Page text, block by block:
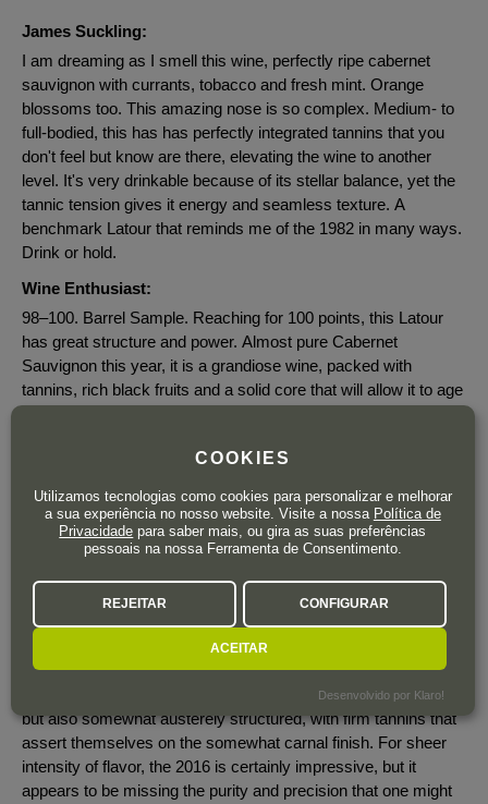
James Suckling:
I am dreaming as I smell this wine, perfectly ripe cabernet
sauvignon with currants, tobacco and fresh mint. Orange
blossoms too. This amazing nose is so complex. Medium- to
full-bodied, this has has perfectly integrated tannins that you
don't feel but know are there, elevating the wine to another
level. It's very drinkable because of its stellar balance, yet the
tannic tension gives it energy and seamless texture. A
benchmark Latour that reminds me of the 1982 in many ways.
Drink or hold.
Wine Enthusiast:
98–100. Barrel Sample. Reaching for 100 points, this Latour
has great structure and power. Almost pure Cabernet
Sauvignon this year, it is a grandiose wine, packed with
tannins, rich black fruits and a solid core that will allow it to age
The Wine Advocate:
On paper, the combination of this estate and this vintage
should be a match made in heaven, and the 2016 Latour has
and commentariat. The result in the glass, however, didn't
quite meet my lofty expectations, offering up aromas of cassis
and blackberries mingled with cigar ash, pencil shavings and
saddle leather, followed by a medium to full-bodied, rich and
layered palate that's undeniably concentrated and muscular
but also somewhat austerely structured, with firm tannins that
assert themselves on the somewhat carnal finish. For sheer
intensity of flavor, the 2016 is certainly impressive, but it
appears to be missing the purity and precision that one might
COOKIES
Utilizamos tecnologias como cookies para personalizar e melhorar
a sua experiência no nosso website. Visite a nossa Política de
Privacidade para saber mais, ou gira as suas preferências
pessoais na nossa Ferramenta de Consentimento.
REJEITAR CONFIGURAR
ACEITAR
Desenvolvido por Klaro!